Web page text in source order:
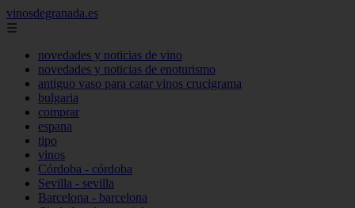
vinosdegranada.es
☰
novedades y noticias de vino
novedades y noticias de enoturismo
antiguo vaso para catar vinos crucigrama
bulgaria
comprar
espana
tipo
vinos
Córdoba - córdoba
Sevilla - sevilla
Barcelona - barcelona